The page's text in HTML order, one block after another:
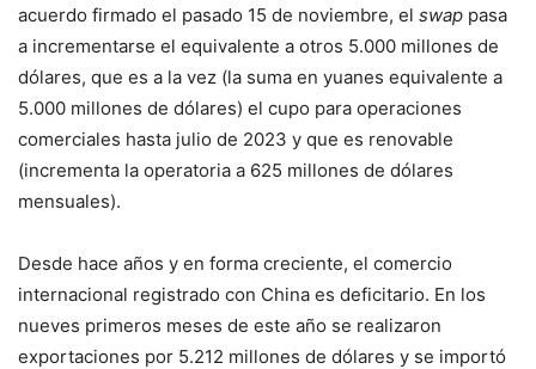
acuerdo firmado el pasado 15 de noviembre, el swap pasa
a incrementarse el equivalente a otros 5.000 millones de
dólares, que es a la vez (la suma en yuanes equivalente a
5.000 millones de dólares) el cupo para operaciones
comerciales hasta julio de 2023 y que es renovable
(incrementa la operatoria a 625 millones de dólares
mensuales).
Desde hace años y en forma creciente, el comercio
internacional registrado con China es deficitario. En los
nueves primeros meses de este año se realizaron
exportaciones por 5.212 millones de dólares y se importó